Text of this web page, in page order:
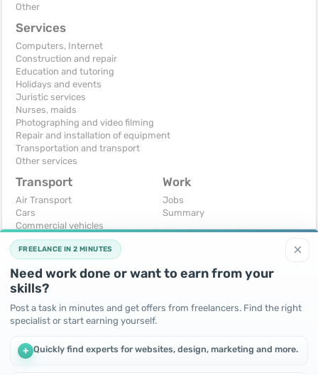
Other
Services
Computers, Internet
Construction and repair
Education and tutoring
Holidays and events
Juristic services
Nurses, maids
Photographing and video filming
Repair and installation of equipment
Transportation and transport
Other services
Transport
Air Transport
Cars
Commercial vehicles
Moto
Services
Trucks and special vehicles
Yachts, boats, kayaks
Other vehicles
Work
Jobs
Summary
For business
Business equipment
Ready business
I will accept as a gift
×
FREELANCE IN 2 MINUTES
Need work done or want to earn from your
skills?
Post a task in minutes and get offers from freelancers. Find the right
specialist or start earning yourself.
+ Quickly find experts for websites, design, marketing and more.